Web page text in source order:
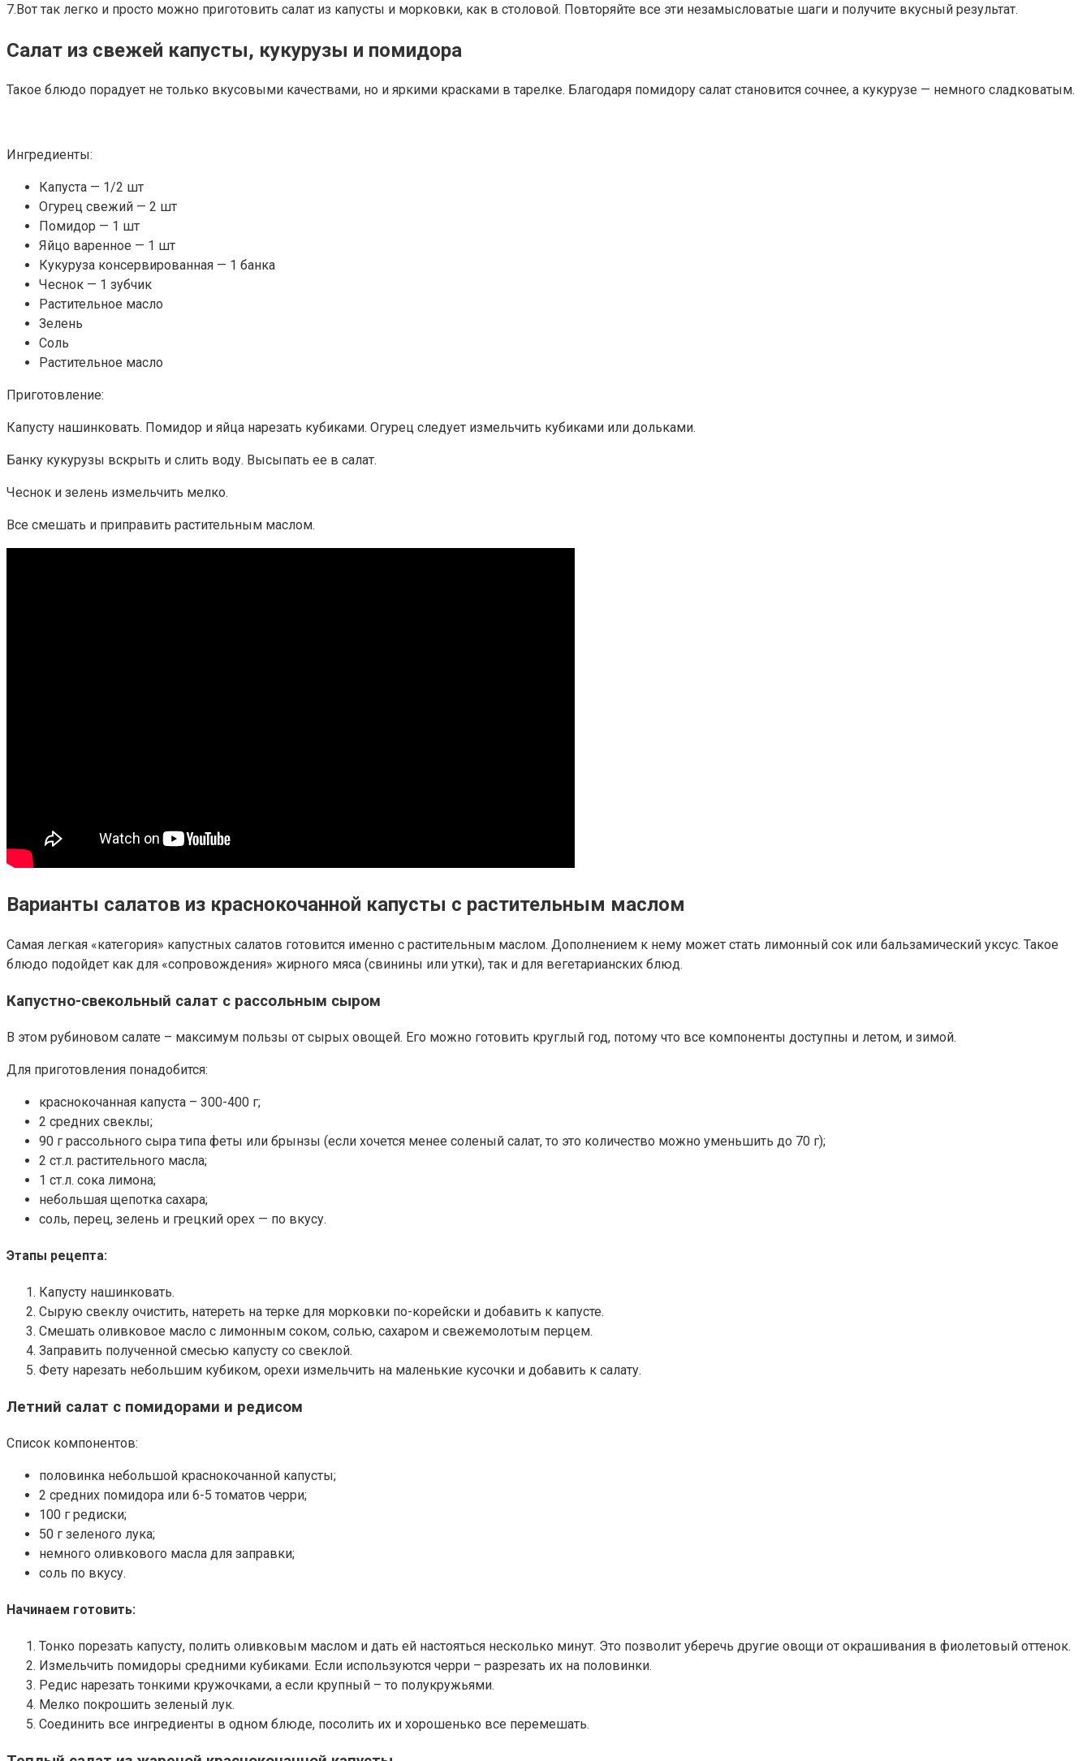
7.Вот так легко и просто можно приготовить салат из капусты и морковки, как в столовой. Повторяйте все эти незамысловатые шаги и получите вкусный результат.
Салат из свежей капусты, кукурузы и помидора
Такое блюдо порадует не только вкусовыми качествами, но и яркими красками в тарелке. Благодаря помидору салат становится сочнее, а кукурузе — немного сладковатым.
Ингредиенты:
Капуста — 1/2 шт
Огурец свежий — 2 шт
Помидор — 1 шт
Яйцо варенное — 1 шт
Кукуруза консервированная — 1 банка
Чеснок — 1 зубчик
Растительное масло
Зелень
Соль
Растительное масло
Приготовление:
Капусту нашинковать. Помидор и яйца нарезать кубиками. Огурец следует измельчить кубиками или дольками.
Банку кукурузы вскрыть и слить воду. Высыпать ее в салат.
Чеснок и зелень измельчить мелко.
Все смешать и приправить растительным маслом.
Варианты салатов из краснокочанной капусты с растительным маслом
Самая легкая «категория» капустных салатов готовится именно с растительным маслом. Дополнением к нему может стать лимонный сок или бальзамический уксус. Такое
блюдо подойдет как для «сопровождения» жирного мяса (свинины или утки), так и для вегетарианских блюд.
Капустно-свекольный салат с рассольным сыром
В этом рубиновом салате – максимум пользы от сырых овощей. Его можно готовить круглый год, потому что все компоненты доступны и летом, и зимой.
Для приготовления понадобится:
краснокочанная капуста – 300-400 г;
2 средних свеклы;
90 г рассольного сыра типа феты или брынзы (если хочется менее соленый салат, то это количество можно уменьшить до 70 г);
2 ст.л. растительного масла;
1 ст.л. сока лимона;
небольшая щепотка сахара;
соль, перец, зелень и грецкий орех — по вкусу.
Этапы рецепта:
Капусту нашинковать.
Сырую свеклу очистить, натереть на терке для морковки по-корейски и добавить к капусте.
Смешать оливковое масло с лимонным соком, солью, сахаром и свежемолотым перцем.
Заправить полученной смесью капусту со свеклой.
Фету нарезать небольшим кубиком, орехи измельчить на маленькие кусочки и добавить к салату.
Летний салат с помидорами и редисом
Список компонентов:
половинка небольшой краснокочанной капусты;
2 средних помидора или 6-5 томатов черри;
100 г редиски;
50 г зеленого лука;
немного оливкового масла для заправки;
соль по вкусу.
Начинаем готовить:
Тонко порезать капусту, полить оливковым маслом и дать ей настояться несколько минут. Это позволит уберечь другие овощи от окрашивания в фиолетовый оттенок.
Измельчить помидоры средними кубиками. Если используются черри – разрезать их на половинки.
Редис нарезать тонкими кружочками, а если крупный – то полукружьями.
Мелко покрошить зеленый лук.
Соединить все ингредиенты в одном блюде, посолить их и хорошенько все перемешать.